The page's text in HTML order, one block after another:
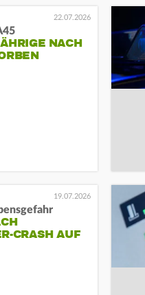
22.07.2026
NACH
19.07.2026
CRASH AUF